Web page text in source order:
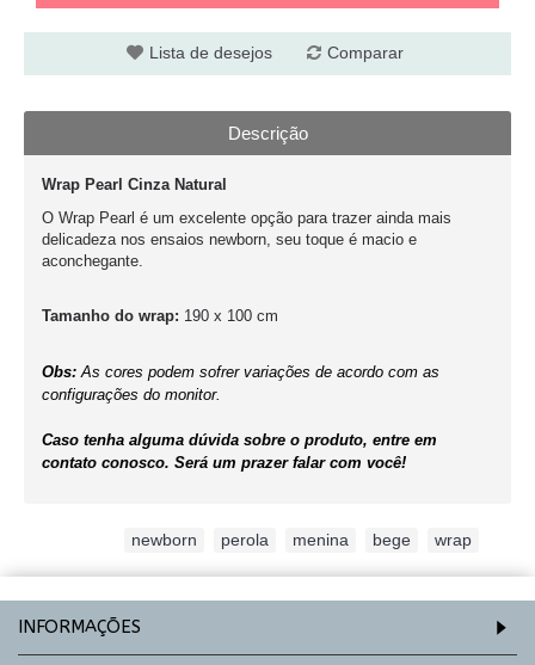
Lista de desejos Comparar
Descrição
Wrap Pearl Cinza Natural
O Wrap Pearl é um excelente opção para trazer ainda mais
delicadeza nos ensaios newborn, seu toque é macio e
aconchegante.
Tamanho do wrap: 190 x 100 cm
Obs: As cores podem sofrer variações de acordo com as
configurações do monitor.
Caso tenha alguma dúvida sobre o produto, entre em
contato conosco. Será um prazer falar com você!
newborn perola menina bege wrap
INFORMAÇÕES